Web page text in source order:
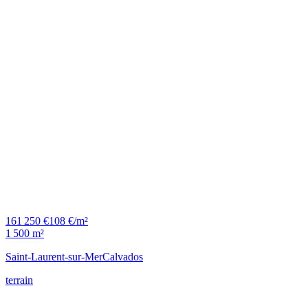
161 250 €108 €/m²
1 500 m²
Saint-Laurent-sur-MerCalvados
terrain